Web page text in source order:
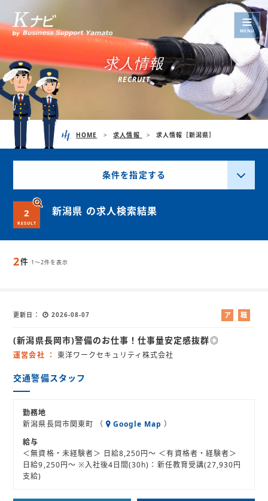
MENU
求人 情報
RECRUIT
HOME 求人情報 求人情報［新潟県］
条件を指定する
2
RESULT
新潟県 の求人検索結果
2件 1～2件を表示
更新日 2026-08-07
ア
職
(新潟県長岡市)警備のお仕事！仕事量安定感抜群◎
運営会社 東洋ワークセキュリティ株式会社
交通警備スタッフ
勤務地
新潟県長岡市関東町 （
Google Map ）
給与
＜無資格・未経験者＞ 日給8,250円～ ＜有資格者・経験者＞
日給9,250円～ ※入社後4日間(30h)：新任教育受講(27,930円
支給)